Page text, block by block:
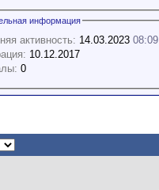
информация
активность: 14.03.2023 08:09
10.12.2017
0